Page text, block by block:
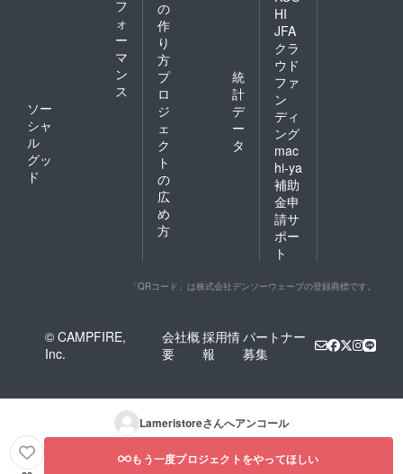
フ
ォ
ー
マ
ン
ス
ソー
シャ
ル
グッ
ド
の
作
り
方
プ
ロ
ジ
ェ
ク
ト
の
広
め
方
統
計
デ
ー
タ
HI
JFA
クラ
ウド
ファ
ン
ディ
ング
mac
hi-ya
補助
金申
請サ
ポー
ト
「QRコード」は株式会社デンソーウェーブの登録商標です。
© CAMPFIRE,
Inc.
会社概
要
採用情
報
パートナー
募集
Lameristoreさんへアンコール
もう一度プロジェクトをやってほしい